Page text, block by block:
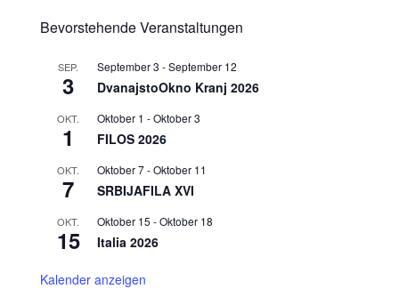
Bevorstehende Veranstaltungen
SEP.
3
September 3 -September 12
DvanajstoOkno Kranj 2026
OKT.
1
Oktober 1 -Oktober 3
FILOS 2026
OKT.
7
Oktober 7-Oktober 11
SRBIJAFILA XVI
OKT.
15
Oktober 15 -Oktober 18
Italia 2026
Kalender anzeigen